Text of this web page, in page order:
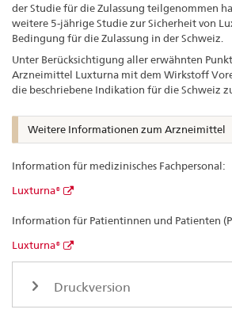
der Studie für die Zulassung teilgenommen
weitere 5-jährige Studie zur Sicherheit von
Bedingung für die Zulassung in der Schweiz.
Unter Berücksichtigung aller erwähnten
Arzneimittel Luxturna mit dem Wirkstoff
die beschriebene Indikation für die Schweiz
Weitere Informationen zum Arzneimittel
Information für medizinisches Fachpersonal:
Luxturna®
Information für Patientinnen und Patienten
Luxturna®
Druckversion